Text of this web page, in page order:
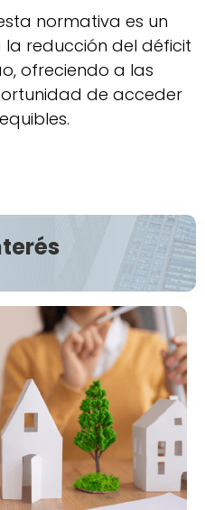
normativa es un
reducción del déficit
ofreciendo a las
de acceder